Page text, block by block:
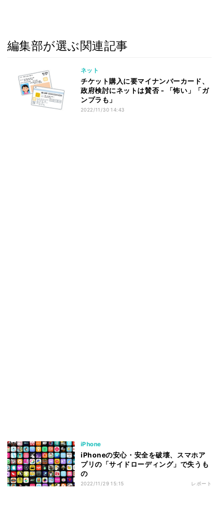
編集部が選ぶ関連記事
ネット
チケット購入に要マイナンバーカード、
政府検討にネットは賛否 - 「怖い」「ガ
ンプラも」
2022/11/30 14:43
iPhone
iPhoneの安心・安全を破壊、スマホア
プリの「サイドローディング」で失うも
の
2022/11/29 15:15 レポート